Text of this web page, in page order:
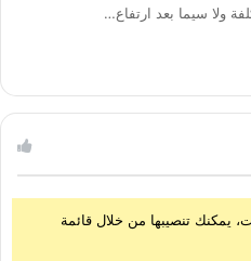
ولا سيما بعد ارتفاع…
يمكنك تنصيبها من خلال قائمة